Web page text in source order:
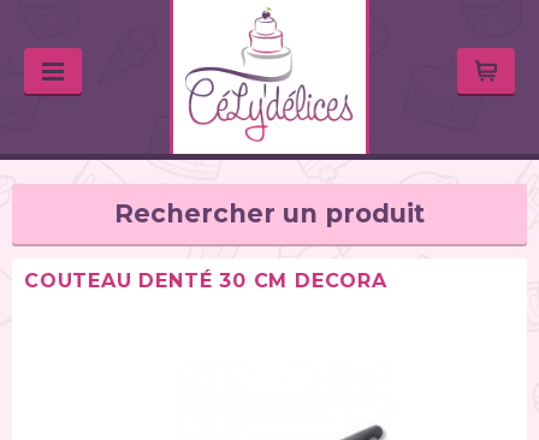
Rechercher un produit
COUTEAU DENTÉ 30 CM DECORA